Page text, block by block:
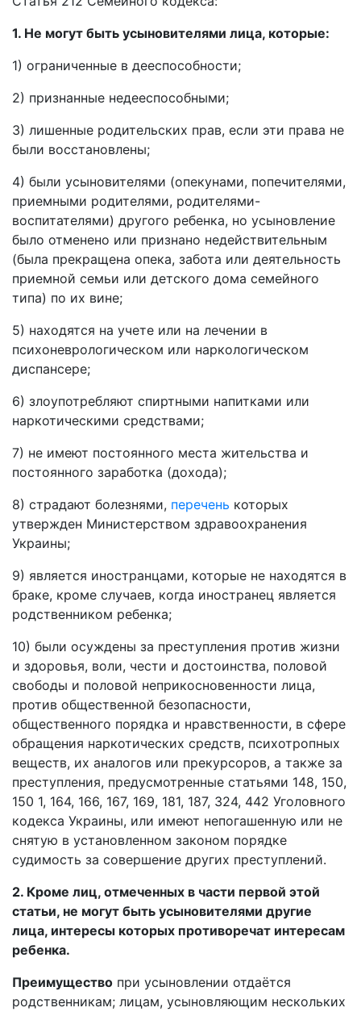
1. Не могут быть усыновителями лица, которые:
1) ограниченные в дееспособности;
2) признанные недееспособными;
3) лишенные родительских прав, если эти права не
были восстановлены;
4) были усыновителями (опекунами, попечителями,
приемными родителями, родителями-
воспитателями) другого ребенка, но усыновление
было отменено или признано недействительным
(была прекращена опека, забота или деятельность
приемной семьи или детского дома семейного
типа) по их вине;
5) находятся на учете или на лечении в
психоневрологическом или наркологическом
диспансере;
6) злоупотребляют спиртными напитками или
наркотическими средствами;
7) не имеют постоянного места жительства и
постоянного заработка (дохода);
8) страдают болезнями, перечень которых
утвержден Министерством здравоохранения
Украины;
9) является иностранцами, которые не находятся в
браке, кроме случаев, когда иностранец является
родственником ребенка;
10) были осуждены за преступления против жизни
и здоровья, воли, чести и достоинства, половой
свободы и половой неприкосновенности лица,
против общественной безопасности,
общественного порядка и нравственности, в сфере
обращения наркотических средств, психотропных
веществ, их аналогов или прекурсоров, а также за
преступления, предусмотренные статьями 148, 150,
150 1, 164, 166, 167, 169, 181, 187, 324, 442 Уголовного
кодекса Украины, или имеют непогашенную или не
снятую в установленном законом порядке
судимость за совершение других преступлений.
2. Кроме лиц, отмеченных в части первой этой
статьи, не могут быть усыновителями другие
лица, интересы которых противоречат интересам
ребенка.
Преимущество при усыновлении отдаётся
родственникам; лицам, усыновляющим нескольких